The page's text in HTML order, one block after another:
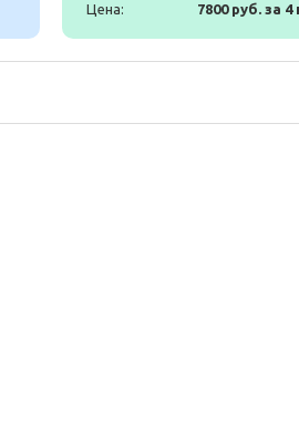
Цена:
7800 руб. за 4